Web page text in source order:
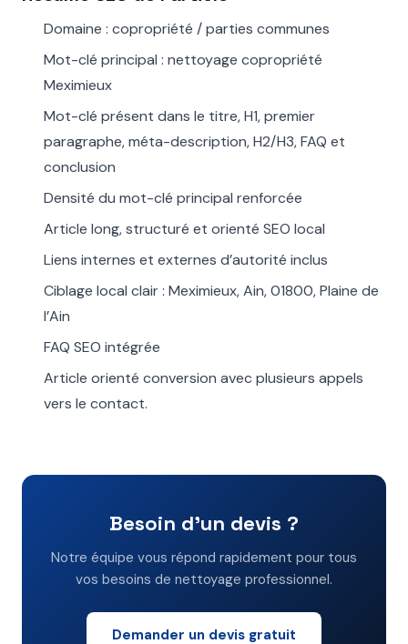
Domaine : copropriété / parties communes
Mot-clé principal : nettoyage copropriété
Meximieux
Mot-clé présent dans le titre, H1, premier
paragraphe, méta-description, H2/H3, FAQ et
conclusion
Densité du mot-clé principal renforcée
Article long, structuré et orienté SEO local
Liens internes et externes d’autorité inclus
Ciblage local clair : Meximieux, Ain, 01800, Plaine de
l’Ain
FAQ SEO intégrée
Article orienté conversion avec plusieurs appels
vers le contact.
Besoin d'un devis ?
Notre équipe vous répond rapidement pour tous
vos besoins de nettoyage professionnel.
Demander un devis gratuit